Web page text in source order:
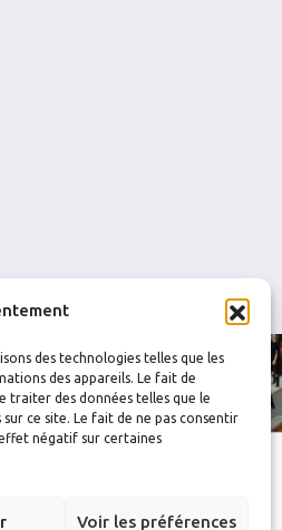
des technologies telles que les
des appareils. Le fait de
traiter des données telles que le
ce site. Le fait de ne pas consentir
négatif sur certaines
Voir les préférences